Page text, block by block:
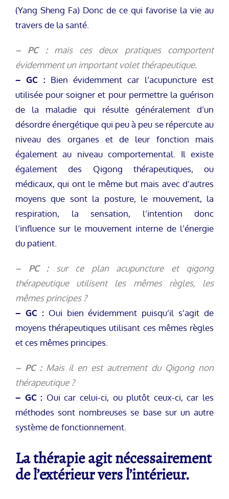
(Yang Sheng Fa) Donc de ce qui favorise la vie au
travers de la santé.
– PC : mais ces deux pratiques comportent
évidemment un important volet thérapeutique.
– GC : Bien évidemment car l’acupuncture est
utilisée pour soigner et pour permettre la guérison
de la maladie qui résulte généralement d’un
désordre énergétique qui peu à peu se répercute au
niveau des organes et de leur fonction mais
également au niveau comportemental. Il existe
également des Qigong thérapeutiques, ou
médicaux, qui ont le même but mais avec d’autres
moyens que sont la posture, le mouvement, la
respiration, la sensation, l’intention donc
l’influence sur le mouvement interne de l’énergie
du patient.
– PC : sur ce plan acupuncture et qigong
thérapeutique utilisent les mêmes règles, les
mêmes principes ?
– GC : Oui bien évidemment puisqu’il s’agit de
moyens thérapeutiques utilisant ces mêmes règles
et ces mêmes principes.
– PC : Mais il en est autrement du Qigong non
thérapeutique ?
– GC : Oui car celui-ci, ou plutôt ceux-ci, car les
méthodes sont nombreuses se base sur un autre
système de fonctionnement.
La thérapie agit nécessairement
de l’extérieur vers l’intérieur.